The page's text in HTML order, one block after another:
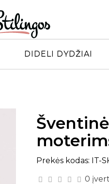
DIDELI DYDŽIAI
Prekės kodas: IT-
0